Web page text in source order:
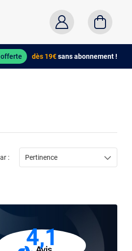
dès 19€sans abonnement !
: Pertinence
4,1